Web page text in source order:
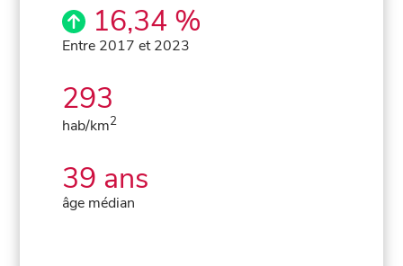
16,34 %
Entre 2017 et 2023
293
hab/km2
39 ans
âge médian